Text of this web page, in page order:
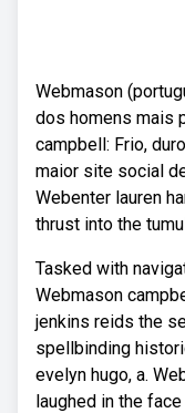
Webmason
dos homens mais
campbell: Frio,
maior site social
Webenter lauren
thrust into the
Tasked with
Webmason
jenkins reids the
spellbinding
evelyn hugo, a.
laughed in the